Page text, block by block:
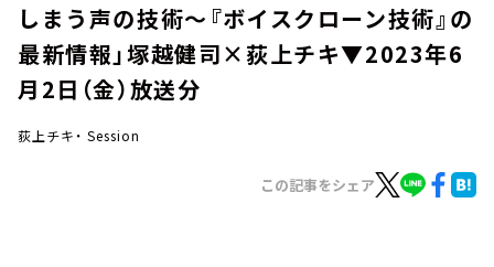
週間番組表
しまう声の技術～『ボイスクローン技術』の
最新情報」塚越健司×荻上チキ▼2023年6
月2日（金）放送分
荻上チキ・ Session
この記事をシェア